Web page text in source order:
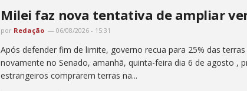
Milei faz nova tentativa de ampliar
por Redação 06/08/2026 - 15:31
Após defender fim de limite, governo recua para 25% das
novamente no Senado, amanhã, quinta-feira dia 6 de agosto ,
estrangeiros comprarem terras na...